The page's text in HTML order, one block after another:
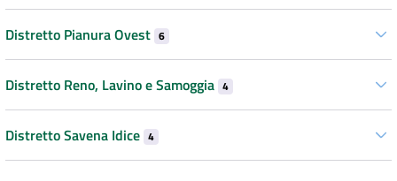
Distretto Pianura Ovest 6
Distretto Reno, Lavino e Samoggia 4
Distretto Savena Idice 4